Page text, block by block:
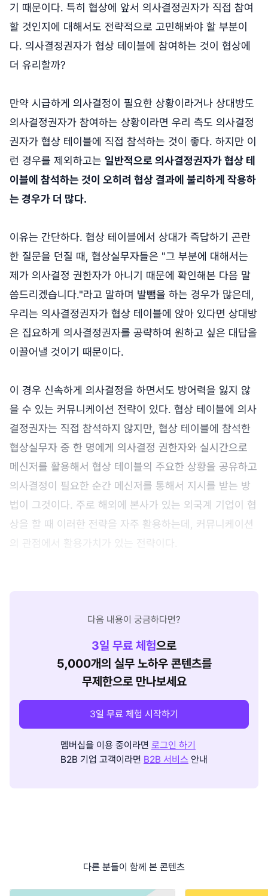
기 때문이다. 특히 협상에 앞서 의사결정권자가 직접 참여
할 것인지에 대해서도 전략적으로 고민해봐야 할 부분이
다. 의사결정권자가 협상 테이블에 참여하는 것이 협상에
더 유리할까?
만약 시급하게 의사결정이 필요한 상황이라거나 상대방도
의사결정권자가 참여하는 상황이라면 우리 측도 의사결정
권자가 협상 테이블에 직접 참석하는 것이 좋다. 하지만 이
런 경우를 제외하고는 일반적으로 의사결정권자가 협상 테
이블에 참석하는 것이 오히려 협상 결과에 불리하게 작용하
는 경우가 더 많다.
이유는 간단하다. 협상 테이블에서 상대가 즉답하기 곤란
한 질문을 던질 때, 협상실무자들은 "그 부분에 대해서는
제가 의사결정 권한자가 아니기 때문에 확인해본 다음 말
씀드리겠습니다."라고 말하며 발뺌을 하는 경우가 많은데,
우리는 의사결정권자가 협상 테이블에 앉아 있다면 상대방
은 집요하게 의사결정권자를 공략하여 원하고 싶은 대답을
이끌어낼 것이기 때문이다.
이 경우 신속하게 의사결정을 하면서도 방어력을 잃지 않
을 수 있는 커뮤니케이션 전략이 있다. 협상 테이블에 의사
결정권자는 직접 참석하지 않지만, 협상 테이블에 참석한
협상실무자 중 한 명에게 의사결정 권한자와 실시간으로
메신저를 활용해서 협상 테이블의 주요한 상황을 공유하고
의사결정이 필요한 순간 메신저를 통해서 지시를 받는 방
법이 그것이다. 주로 해외에 본사가 있는 외국계 기업이 협
상을 할 때 이러한 전략을 자주 활용하는데, 커뮤니케이션
의 관점에서 활용가치가 있는 전략이다.
다음 내용이 궁금하다면?
3일 무료 체험으로
5,000개의 실무 노하우 콘텐츠를
무제한으로 만나보세요
3일 무료 체험 시작하기
멤버십을 이용 중이라면 로그인 하기
B2B 기업 고객이라면 B2B 서비스 안내
다른 분들이 함께 본 콘텐츠